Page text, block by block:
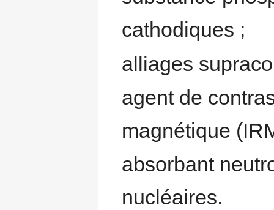
cathodiques ;
alliages
agent de
magnétique
absorbant
nucléaires.